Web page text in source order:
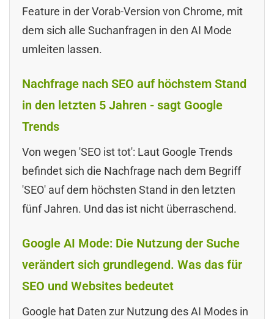
Feature in der Vorab-Version von Chrome, mit
dem sich alle Suchanfragen in den AI Mode
umleiten lassen.
Nachfrage nach SEO auf höchstem Stand
in den letzten 5 Jahren - sagt Google
Trends
Von wegen 'SEO ist tot': Laut Google Trends
befindet sich die Nachfrage nach dem Begriff
'SEO' auf dem höchsten Stand in den letzten
fünf Jahren. Und das ist nicht überraschend.
Google AI Mode: Die Nutzung der Suche
verändert sich grundlegend. Was das für
SEO und Websites bedeutet
Google hat Daten zur Nutzung des AI Modes in